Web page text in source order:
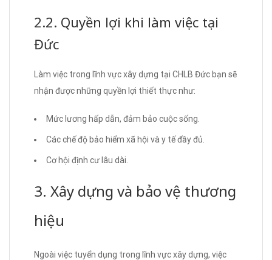
2.2. Quyền lợi khi làm việc tại
Đức
Làm việc trong lĩnh vực xây dựng tại CHLB Đức bạn sẽ
nhận được những quyền lợi thiết thực như:
Mức lương hấp dẫn, đảm bảo cuộc sống.
Các chế độ bảo hiểm xã hội và y tế đầy đủ.
Cơ hội định cư lâu dài.
3. Xây dựng và bảo vệ thương
hiệu
Ngoài việc tuyển dụng trong lĩnh vực xây dựng, việc